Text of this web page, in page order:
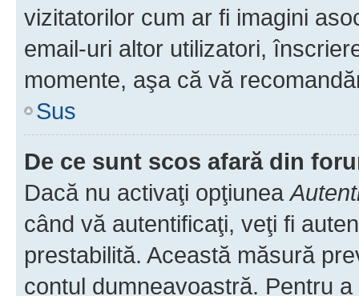
vizitatorilor cum ar fi imagini
email-uri altor utilizatori,
momente, aşa că vă
Sus
De ce sunt scos afară din
Dacă nu activaţi opţiunea
când vă autentificaţi, veţi fi
prestabilită. Această măsură
contul dumneavoastră. Pentru